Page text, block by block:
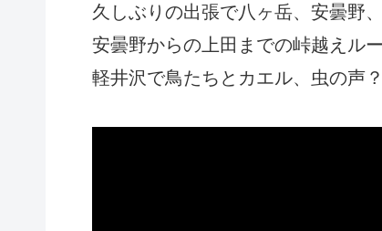
久しぶりの出張で八ヶ岳、安曇野
安曇野からの上田までの峠越えル
軽井沢で鳥たちとカエル、虫の声